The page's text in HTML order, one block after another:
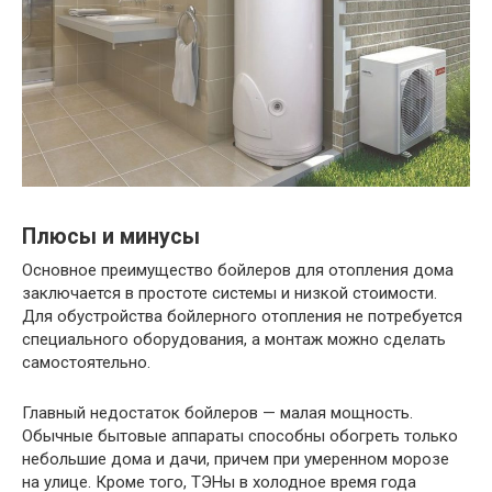
Плюсы и минусы
Основное преимущество бойлеров для отопления дома
заключается в простоте системы и низкой стоимости.
Для обустройства бойлерного отопления не потребуется
специального оборудования, а монтаж можно сделать
самостоятельно.
Главный недостаток бойлеров — малая мощность.
Обычные бытовые аппараты способны обогреть только
небольшие дома и дачи, причем при умеренном морозе
на улице. Кроме того, ТЭНы в холодное время года